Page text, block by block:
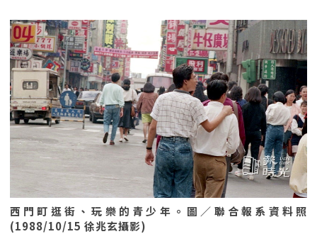
西門町逛街、玩樂的青少年。圖／聯合報系資料照
(1988/10/15 徐兆玄攝影)